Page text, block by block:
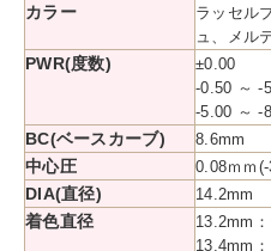
カラー
ラッセル
ュ、メル
PWR(度数)
±0.00
-0.50 ～ -
-5.00 ～ -
BC(ベースカーブ) 8.6mm
中心圧 0.08ｍｍ
DIA(直径) 14.2mm
着色直径
13.2mm
13.4mm